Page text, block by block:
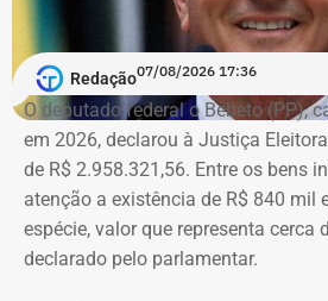
A acusação afirma que esses
apresentar Crivella como
serviços e programas públicos. Um
segundo a Ação Popular, foram as
Crivella aparece anunciando
reformas de praças, além de
pessoa, como: “Estamos aqui
da praça”.
Redação07/08/2026 17:36
O deputado federal o Bebeto (PP),
em 2026, declarou à Justiça
de R$ 2.958.321,56. Entre os bens
atenção a existência de R$ 840 mil
espécie, valor que representa cerca
declarado pelo parlamentar.